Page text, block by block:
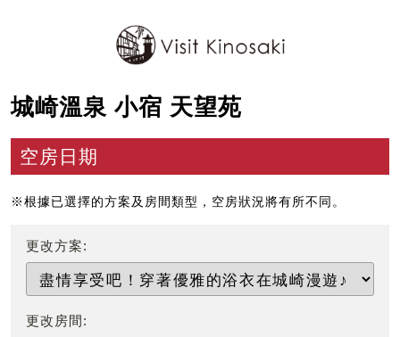
城崎溫泉 小宿 天望苑
空房日期
※根據已選擇的方案及房間類型，空房狀況將有所不同。
更改方案:
更改房間: